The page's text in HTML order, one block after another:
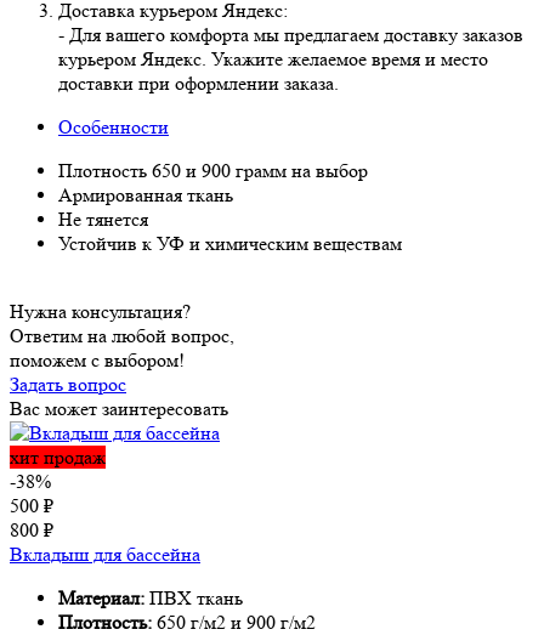
Доставка курьером Яндекс:
- Для вашего комфорта мы предлагаем доставку заказов
курьером Яндекс. Укажите желаемое время и место
доставки при оформлении заказа.
Особенности
Плотность 650 и 900 грамм на выбор
Армированная ткань
Не тянется
Устойчив к УФ и химическим веществам
Нужна консультация?
Ответим на любой вопрос,
поможем с выбором!
Задать вопрос
Вас может заинтересовать
хит продаж
-38%
500 ₽
800 ₽
Вкладыш для бассейна
Материал: ПВХ ткань
Плотность: 650 г/м2 и 900 г/м2